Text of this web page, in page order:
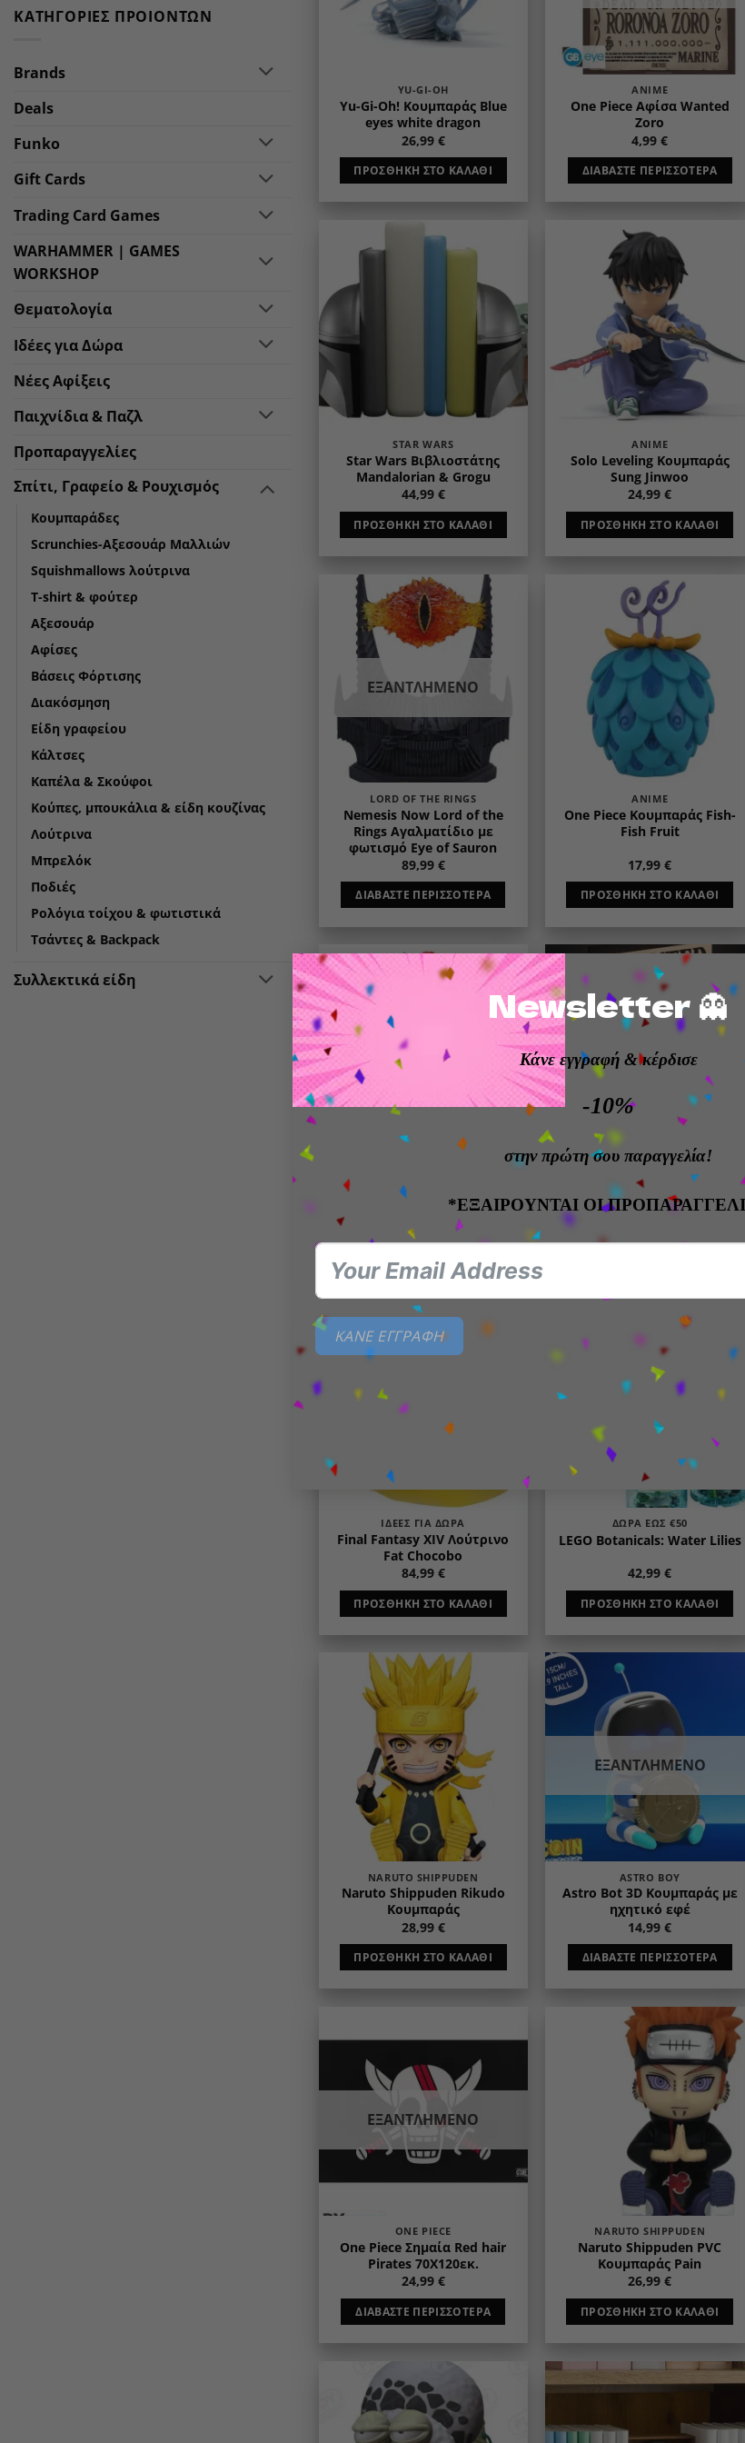
Newsletter 👻
Κάνε εγγραφή & κέρδισε
-10%
στην πρώτη σου παραγγελία!
*ΕΞΑΙΡΟΥΝΤΑΙ ΟΙ
ΚΑΝΕ ΕΓΓΡΑΦΗ
ΚΑΤΗΓΟΡΊΕΣ ΠΡΟΙΌΝΤΩΝ
Brands
Deals
Funko
Gift Cards
Trading Card Games
WARHAMMER | GAMES
WORKSHOP
Θεματολογία
Ιδέες για Δώρα
Νέες Αφίξεις
Παιχνίδια & Παζλ
Προπαραγγελίες
Σπίτι, Γραφείο & Ρουχισμός
Kουμπαράδες
Scrunchies-Αξεσουάρ Μαλλιών
Squishmallows λούτρινα
T-shirt & φούτερ
Αξεσουάρ
Αφίσες
Βάσεις Φόρτισης
Διακόσμηση
Είδη γραφείου
Κάλτσες
Καπέλα & Σκούφοι
Κούπες, μπουκάλια & είδη κουζίνας
Λούτρινα
Μπρελόκ
Ποδιές
Ρολόγια τοίχου & φωτιστικά
Τσάντες & Backpack
Συλλεκτικά είδη
YU-GI-OH
Yu-Gi-Oh! Κουμπαράς Blue
eyes white dragon
26,99 €
ΠΡΟΣΘΉΚΗ ΣΤΟ ΚΑΛΆΘΙ
ANIME
One Piece Αφίσα Wanted
Zoro
4,99€
ΔΙΑΒΆΣΤΕ ΠΕΡΙΣΣΌΤΕΡΑ
wishlist
STAR WARS
Star Wars Βιβλιοστάτης
Mandalorian & Grogu
44,99 €
ΠΡΟΣΘΉΚΗ ΣΤΟ ΚΑΛΆΘΙ
ANIME
Solo Leveling Κουμπαράς
Sung Jinwoo
24,99€
ΠΡΟΣΘΉΚΗ ΣΤΟ ΚΑΛΆΘΙ
Add to
wishlist
ΕΞΑΝΤΛΗΜΈΝΟ
LORD OF THE RINGS
Nemesis Now Lord of the
Rings Αγαλματίδιο με
φωτισμό Eye of Sauron
89,99 €
ΔΙΑΒΆΣΤΕ ΠΕΡΙΣΣΌΤΕΡΑ
wishlist
ANIME
One Piece Κουμπαράς Fish-
Fish Fruit
17,99€
ΠΡΟΣΘΉΚΗ ΣΤΟ ΚΑΛΆΘΙ
Add to
wishlist
Solo Leveling Κουμπαράς Igris
Add to
wishlist
ΕΞΑΝΤΛΗΜΈΝΟ
ANIME
One Piece Canvas με
φωτισμό Zoro Wanted
ΙΔΈΕΣ ΓΙΑ ΔΏΡΑ
Final Fantasy XIV Λούτρινο
Fat Chocobo
84,99 €
ΠΡΟΣΘΉΚΗ ΣΤΟ ΚΑΛΆΘΙ
Add to
wishlist
ΔΏΡΑ ΈΩΣ €50
LEGO Botanicals: Water Lilies
42,99€
ΠΡΟΣΘΉΚΗ ΣΤΟ ΚΑΛΆΘΙ
Add to
NARUTO SHIPPUDEN
Naruto Shippuden Rikudo
Κουμπαράς
28,99 €
ΠΡΟΣΘΉΚΗ ΣΤΟ ΚΑΛΆΘΙ
ΕΞΑΝΤΛΗΜΈΝΟ
ASTRO BOY
Astro Bot 3D Κουμπαράς με
ηχητικό εφέ
14,99€
ΔΙΑΒΆΣΤΕ ΠΕΡΙΣΣΌΤΕΡΑ
Add to
wishlist
ΕΞΑΝΤΛΗΜΈΝΟ
ONE PIECE
One Piece Σημαία Red hair
Pirates 70X120εκ.
24,99 €
ΔΙΑΒΆΣΤΕ ΠΕΡΙΣΣΌΤΕΡΑ
Add to
wishlist
NARUTO SHIPPUDEN
Naruto Shippuden PVC
Κουμπαράς Pain
26,99€
ΠΡΟΣΘΉΚΗ ΣΤΟ ΚΑΛΆΘΙ
wishlist
wishlist